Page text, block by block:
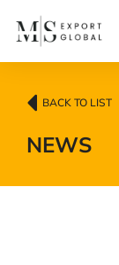
BACK TO LIST
NEWS